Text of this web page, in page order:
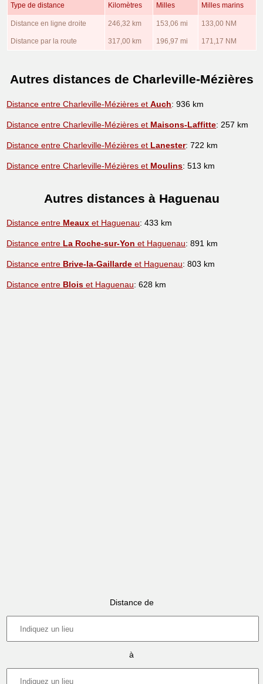
Type de distance Kilomètres Milles Milles marins
Distance en ligne droite 246,32 km 153,06 mi 133,00 NM
Distance par la route 317,00 km 196,97 mi 171,17 NM
Autres distances de Charleville-Mézières
Distance entre Charleville-Mézières etAuch: 936 km
Distance entre Charleville-Mézières et Maisons-Laffitte: 257 km
Distance entre Charleville-Mézières et Lanester: 722 km
Distance entre Charleville-Mézières et Moulins: 513 km
Autres distances à Haguenau
Distance entre Meaux et Haguenau: 433 km
Distance entre La Roche-sur-Yon et Haguenau: 891 km
Distance entre Brive-la-Gaillarde et Haguenau: 803 km
Distance entre Blois et Haguenau: 628 km
Distance de
à